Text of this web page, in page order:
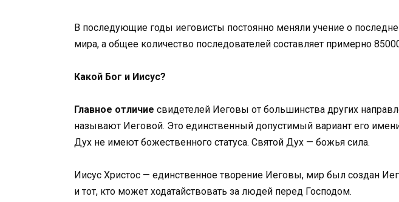
В последующие годы иеговисты постоянно меняли учение о
мира, а общее количество последователей составляет примерно
Какой Бог и Иисус?
Главное отличие свидетелей Иеговы от большинства других
называют Иеговой. Это единственный допустимый вариант его
Дух не имеют божественного статуса. Святой Дух — божья сила.
Иисус Христос — единственное творение Иеговы, мир был создан
и тот, кто может ходатайствовать за людей перед Господом.